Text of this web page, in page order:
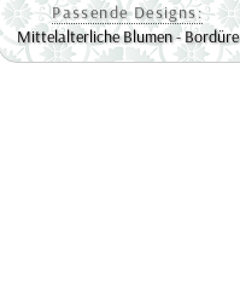
Passende Designs:
Mittelalterliche Blumen - Bordüre